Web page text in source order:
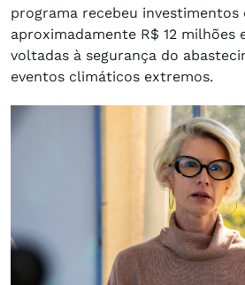
programa recebeu investimentos
aproximadamente R$ 12 milhões
voltadas à segurança do
eventos climáticos extremos.